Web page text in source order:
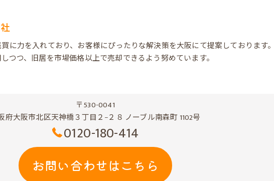
に力を入れており、お客様にぴったりな解決策を大阪にて提案しております
つつ、旧居を市場価格以上で売却できるよう努めています。
〒530-0041
府大阪市北区天神橋３丁目２−２８ ノーブル南森町 1102号
0120-180-414
お問い合わせはこちら